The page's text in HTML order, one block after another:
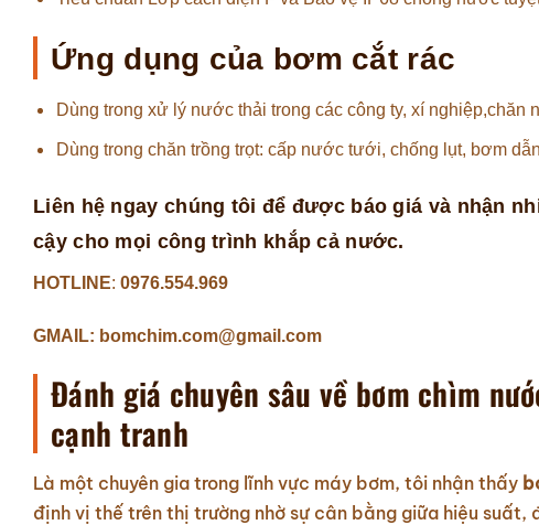
Ứng dụng của bơm cắt rác
Dùng trong xử lý nước thải trong các công ty, xí
Dùng trong chăn trồng trọt: cấp nước tưới, chống lụt, bơm
Liên hệ ngay chúng tôi để được báo giá và nhận
cậy cho mọi công trình khắp cả nước.
HOTLINE: 0976.554.969
GMAIL: bomchim.com@gmail.com
Đánh giá chuyên sâu về bơm chìm
cạnh tranh
Là một chuyên gia trong lĩnh vực máy bơm, tôi nhận thấy
định vị thế trên thị trường nhờ sự cân bằng giữa hiệu